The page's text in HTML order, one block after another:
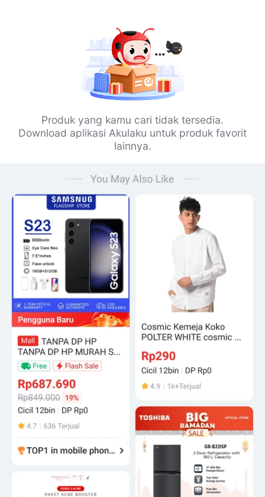
Produk yang kamu cari tidak tersedia.
Download aplikasi Akulaku untuk produk favorit
lainnya.